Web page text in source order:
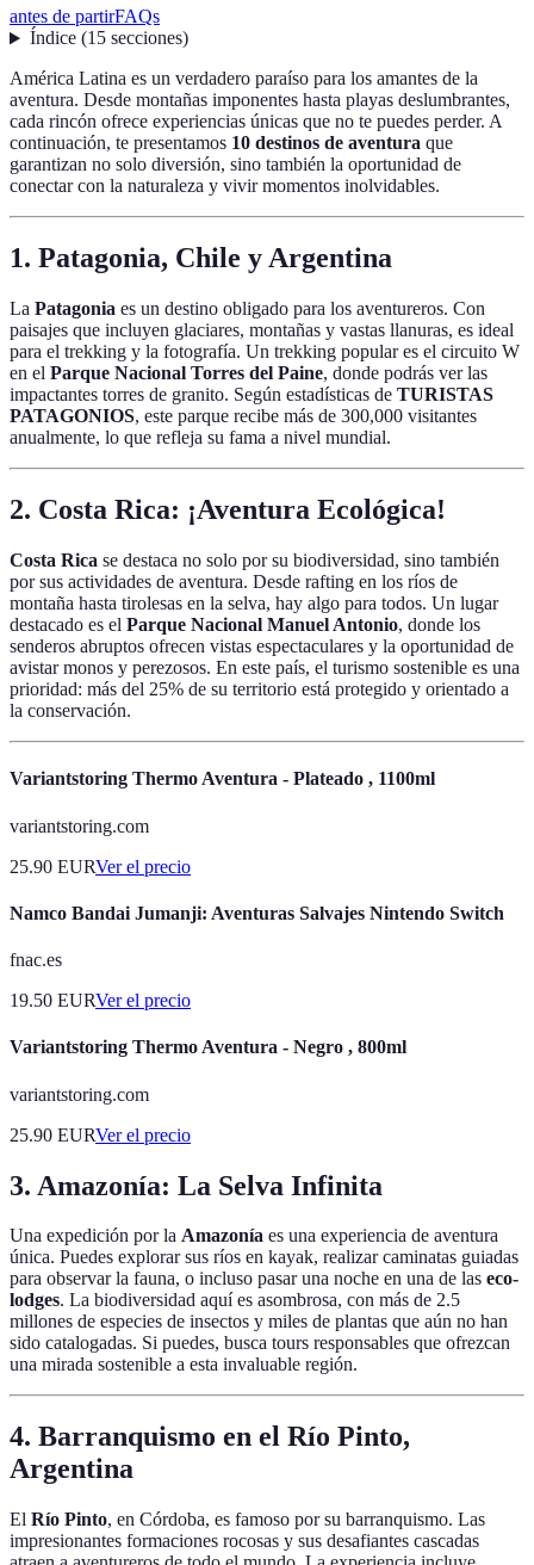
antes de partirFAQs
Índice(15 secciones)
América Latina es un verdadero paraíso para los amantes de la
aventura. Desde montañas imponentes hasta playas deslumbrantes,
cada rincón ofrece experiencias únicas que no te puedes perder. A
continuación, te presentamos 10 destinos de aventura que
garantizan no solo diversión, sino también la oportunidad de
conectar con la naturaleza y vivir momentos inolvidables.
1. Patagonia, Chile y Argentina
La Patagonia es un destino obligado para los aventureros. Con
paisajes que incluyen glaciares, montañas y vastas llanuras, es ideal
para el trekking y la fotografía. Un trekking popular es el circuito W
en el Parque Nacional Torres del Paine, donde podrás ver las
impactantes torres de granito. Según estadísticas de TURISTAS
PATAGONIOS, este parque recibe más de 300,000 visitantes
anualmente, lo que refleja su fama a nivel mundial.
2. Costa Rica: ¡Aventura Ecológica!
Costa Rica se destaca no solo por su biodiversidad, sino también
por sus actividades de aventura. Desde rafting en los ríos de
montaña hasta tirolesas en la selva, hay algo para todos. Un lugar
destacado es el Parque Nacional Manuel Antonio, donde los
senderos abruptos ofrecen vistas espectaculares y la oportunidad de
avistar monos y perezosos. En este país, el turismo sostenible es una
prioridad: más del 25% de su territorio está protegido y orientado a
la conservación.
Variantstoring Thermo Aventura - Plateado , 1100ml
variantstoring.com
25.90 EURVer el precio
Namco Bandai Jumanji: Aventuras Salvajes Nintendo Switch
fnac.es
19.50 EURVer el precio
Variantstoring Thermo Aventura - Negro , 800ml
variantstoring.com
25.90 EURVer el precio
3. Amazonía: La Selva Infinita
Una expedición por la Amazonía es una experiencia de aventura
única. Puedes explorar sus ríos en kayak, realizar caminatas guiadas
para observar la fauna, o incluso pasar una noche en una de las eco-
lodges. La biodiversidad aquí es asombrosa, con más de 2.5
millones de especies de insectos y miles de plantas que aún no han
sido catalogadas. Si puedes, busca tours responsables que ofrezcan
una mirada sostenible a esta invaluable región.
4. Barranquismo en el Río Pinto,
Argentina
El Río Pinto, en Córdoba, es famoso por su barranquismo. Las
impresionantes formaciones rocosas y sus desafiantes cascadas